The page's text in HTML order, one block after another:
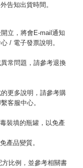
告知出貨時間。
立，將會E-mail通知
/ 電子發票說明。
常問題，請參考退換
更多說明，請參考購
客服中心。
裝填的瓶罐，以免產
產品變質。
比例，並參考相關書